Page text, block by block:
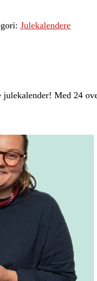
Julekalendere
Med 24